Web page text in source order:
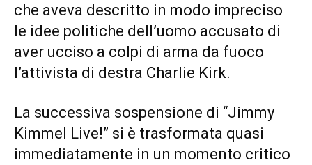
che aveva descritto in modo impreciso
le idee politiche dell’uomo accusato di
aver ucciso a colpi di arma da fuoco
l’attivista di destra Charlie Kirk.
La successiva sospensione di “Jimmy
Kimmel Live!” si è trasformata quasi
immediatamente in un momento critico